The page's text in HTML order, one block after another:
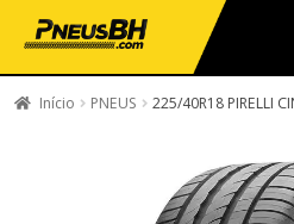
PNEUS EM OFERTA SERVIÇOS
Início PNEUS 225/40R18 PIRELLI